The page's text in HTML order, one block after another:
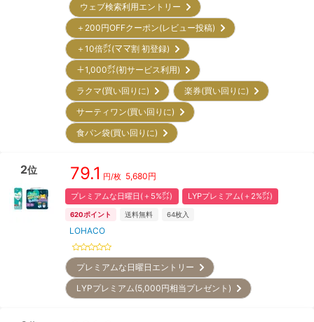
ウェブ検索利用エントリー
＋200円OFFクーポン(レビュー投稿)
＋10倍㌽(ママ割 初登録)
＋1,000㌽(初サービス利用)
ラクマ(買い回りに)
楽券(買い回りに)
サーティワン(買い回りに)
食パン袋(買い回りに)
2位 79.1 円/枚 5,680円
プレミアムな日曜日(＋5%㌽) LYPプレミアム(＋2%㌽)
620ポイント 送料無料 64枚入
LOHACO
プレミアムな日曜日エントリー
LYPプレミアム(5,000円相当プレゼント)